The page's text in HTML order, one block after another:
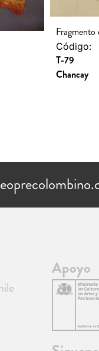
Fragmento
Código:
T-79
Chancay
Apoyo